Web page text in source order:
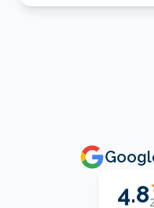
4.8